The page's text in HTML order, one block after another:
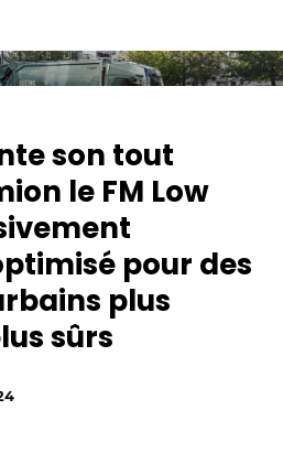
son tout
le FM Low
pour des
plus
sûrs